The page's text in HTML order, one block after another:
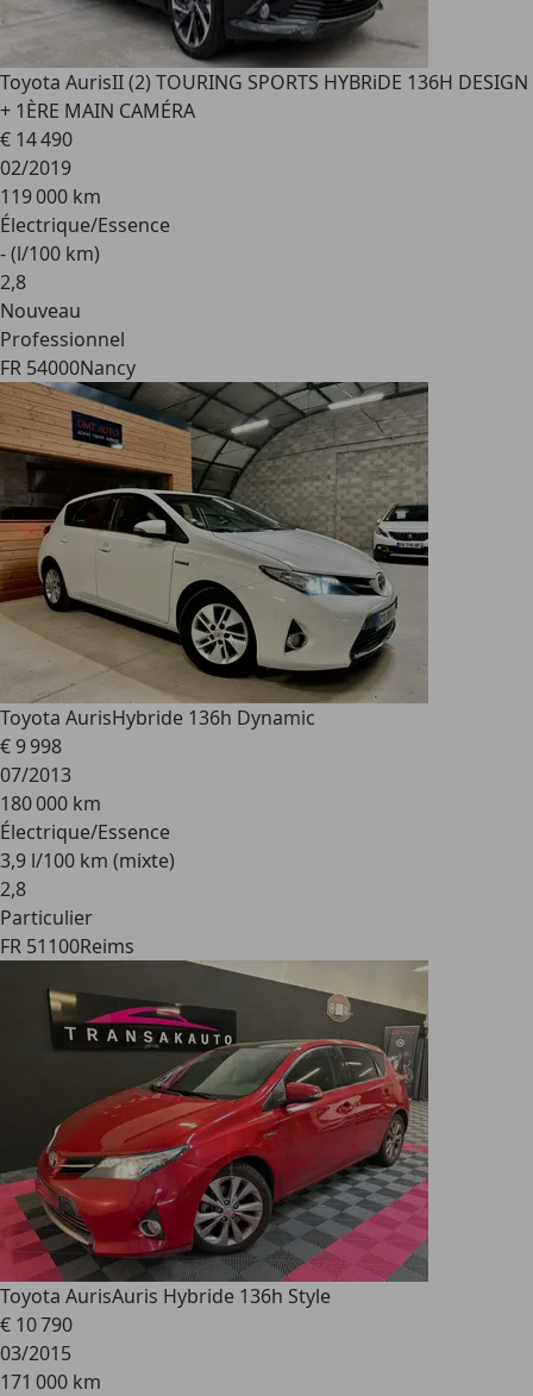
Toyota AurisII (2) TOURING SPORTS HYBRiDE 136H DESIGN
+ 1ÈRE MAIN CAMÉRA
€ 14 490
02/2019
119 000 km
Électrique/Essence
- (l/100 km)
2,8
Nouveau
Professionnel
FR 54000Nancy
Toyota AurisHybride 136h Dynamic
€ 9 998
07/2013
180 000 km
Électrique/Essence
3,9 l/100 km (mixte)
2,8
Particulier
FR 51100Reims
Toyota AurisAuris Hybride 136h Style
€ 10 790
03/2015
171 000 km